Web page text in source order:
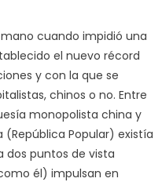
cuando impidió una
el nuevo récord
y con la que se
chinos o no. Entre
monopolista china y
Popular) existía
dos puntos de vista
él) impulsan en